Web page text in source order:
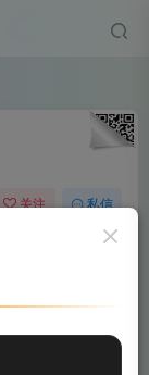
关注 私信